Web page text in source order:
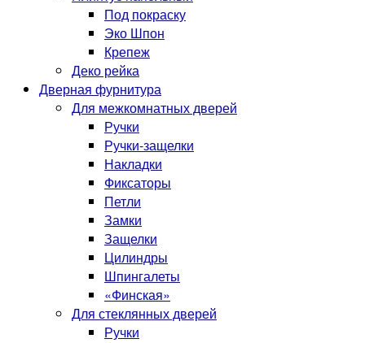
Под покраску
Эко Шпон
Крепеж
Деко рейка
Дверная фурнитура
Для межкомнатных дверей
Ручки
Ручки-защелки
Накладки
Фиксаторы
Петли
Замки
Защелки
Цилиндры
Шпингалеты
«Финская»
Для стеклянных дверей
Ручки